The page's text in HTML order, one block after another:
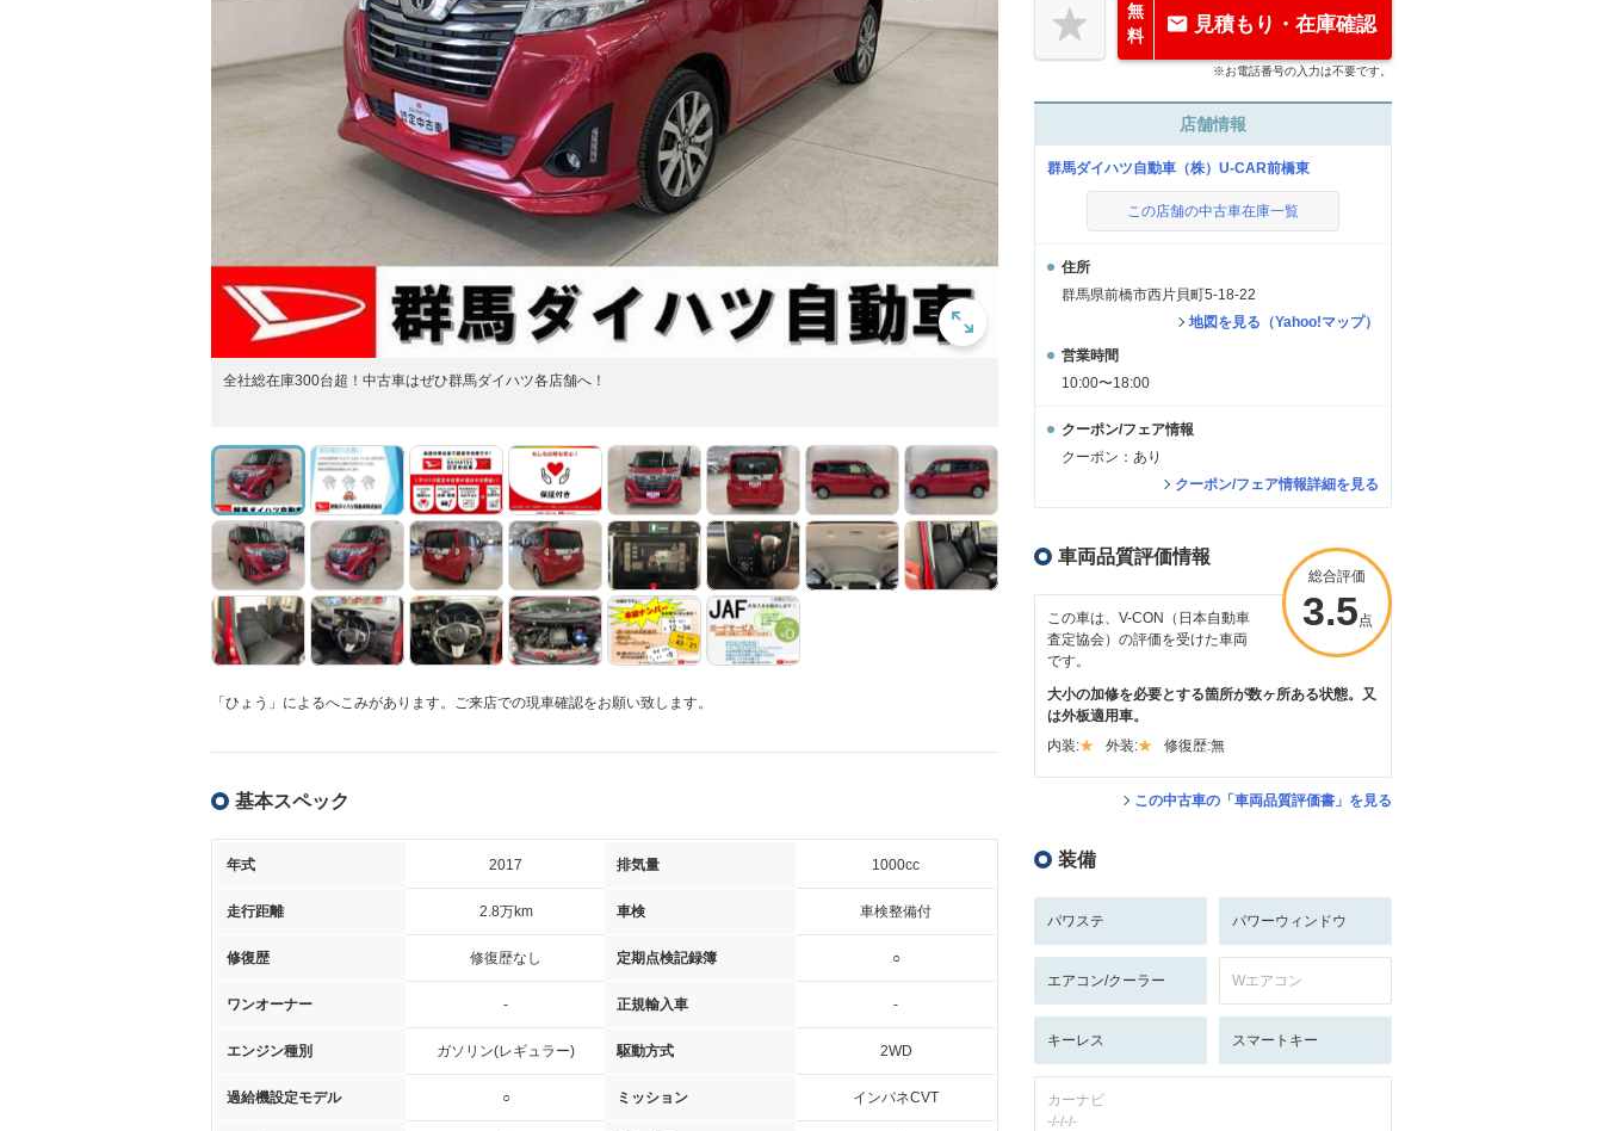
全社総在庫300台超！中古車はぜひ群馬ダイハツ各店舗へ！
「ひょう」によるへこみがあります。ご来店での現車確認をお願い致します。
基本スペック
年式 2017 排気量 1000cc
走行距離 2.8万km 車検 車検整備付
修復歴 修復歴なし 定期点検記録簿 ○
ワンオーナー - 正規輸入車 -
エンジン種別 ガソリン(レギュラー) 駆動方式 2WD
過給機設定モデル ○ ミッション インパネCVT
無
料
見積もり・在庫確認
※お電話番号の入力は不要です。
店舗情報
群馬ダイハツ自動車（株）U-CAR前橋東
この店舗の中古車在庫一覧
住所
群馬県前橋市西片貝町5-18-22
地図を見る（Yahoo!マップ）
営業時間
10:00〜18:00
クーポン/フェア情報
クーポン：あり
クーポン/フェア情報詳細を見る
車両品質評価情報
総合評価
3.5点
この車は、V-CON（日本自動車
査定協会）の評価を受けた車両
です。
大小の加修を必要とする箇所が数ヶ所ある状態。又
は外板適用車。
内装:
外装: 修復歴:無
この中古車の「車両品質評価書」を見る
装備
パワステ パワーウィンドウ
エアコン/クーラー Wエアコン
キーレス スマートキー
カーナビ
-/-/-/-